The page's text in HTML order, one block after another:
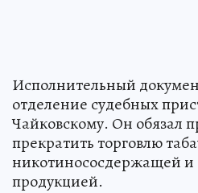
Исполнительный
отделение судебных
Чайковскому. Он обязал
прекратить торговлю
никотинососдержащей и
продукцией.